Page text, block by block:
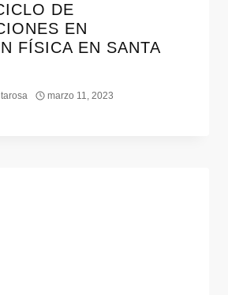
DE
EN
FÍSICA EN SANTA
marzo 11, 2023